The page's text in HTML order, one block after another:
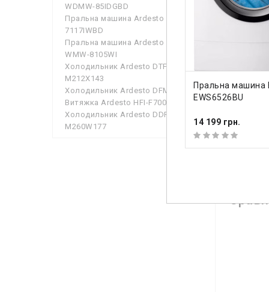
ДО КОШИКА
Пральна машина
EWS6526BU
14 199 грн.
WDMW-85IDGBD
Пральна машина Ardesto WMS-
7117IWBD
Пральна машина Ardesto
WMW-8105WI
Холодильник Ardesto DTF-
M212X143
Холодильник Ardesto DFM-50X
Витяжка Ardesto HFI-F700MW
Холодильник Ardesto DDF-
M260W177